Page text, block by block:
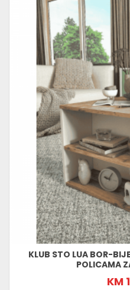
KLUB STO LUA BOR-
POLICAMA
KM